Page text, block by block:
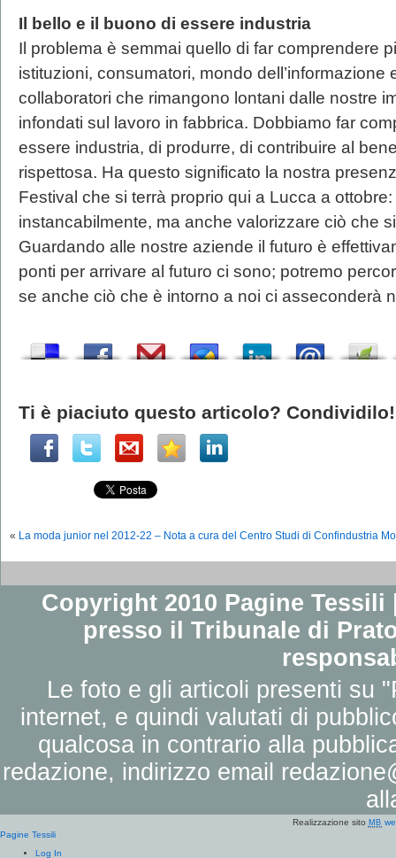
Il bello e il buono di essere industria
Il problema è semmai quello di far comprendere
istituzioni, consumatori, mondo dell’informazione
collaboratori che rimangono lontani dalle nostre
infondati sul lavoro in fabbrica. Dobbiamo far
essere industria, di produrre, di contribuire al
rispettosa. Ha questo significato la nostra
Festival che si terrà proprio qui a Lucca a
instancabilmente, ma anche valorizzare ciò che
Guardando alle nostre aziende il futuro è
ponti per arrivare al futuro ci sono; potremo
se anche ciò che è intorno a noi ci asseconderà
Ti è piaciuto questo articolo? Condividilo!
« La moda junior nel 2012-22 – Nota a cura del Centro Studi di Confindustria
Copyright 2010 Pagine
presso il Tribunale di
Le foto e gli articoli presenti su
internet, e quindi valutati di
qualcosa in contrario alla
redazione, indirizzo email
Realizzazione sito MB
Pagine Tessili
Log In